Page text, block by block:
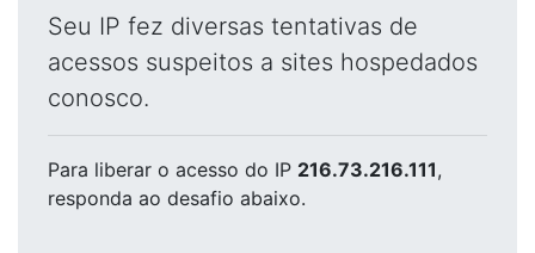
Seu IP fez diversas tentativas de
acessos suspeitos a sites hospedados
conosco.
Para liberar o acesso do IP 216.73.216.111,
responda ao desafio abaixo.